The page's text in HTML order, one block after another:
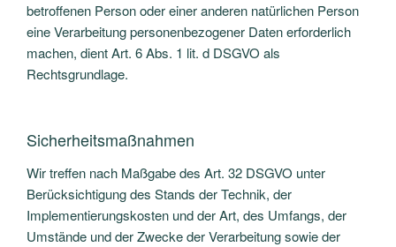
betroffenen Person oder einer anderen natürlichen Person
eine Verarbeitung personenbezogener Daten erforderlich
machen, dient Art. 6 Abs. 1 lit. d DSGVO als
Rechtsgrundlage.
Sicherheitsmaßnahmen
Wir treffen nach Maßgabe des Art. 32 DSGVO unter
Berücksichtigung des Stands der Technik, der
Implementierungskosten und der Art, des Umfangs, der
Umstände und der Zwecke der Verarbeitung sowie der